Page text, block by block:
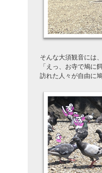
そんな大須観音には
「えっ、お寺で鳩に
訪れた人々が自由に